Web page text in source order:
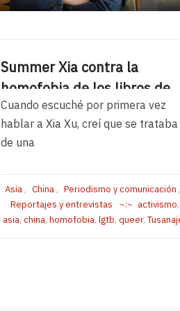
Summer Xia contra la
homofobia de los libros de
texto chinos
Cuando escuché por primera vez
hablar a Xia Xu, creí que se trataba
de una
Asia , China , Periodismo y comunicación
Reportajes y entrevistas
activismo,
asia, china, homofobia, lgtb, queer,